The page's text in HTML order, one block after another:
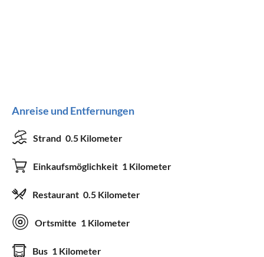
Anreise und Entfernungen
Strand 0.5 Kilometer
Einkaufsmöglichkeit 1 Kilometer
Restaurant 0.5 Kilometer
Ortsmitte 1 Kilometer
Bus 1 Kilometer